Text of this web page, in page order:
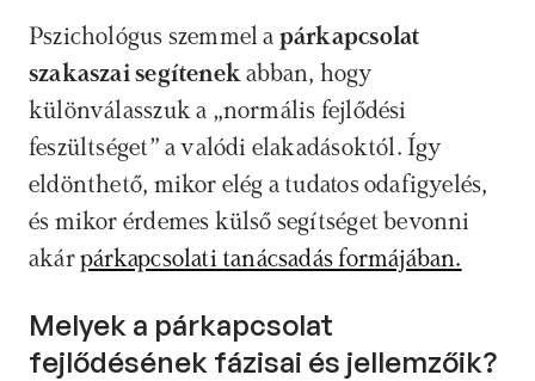
Pszichológus szemmel a párkapcsolat
szakaszai segítenek abban, hogy
különválasszuk a „normális fejlődési
feszültséget” a valódi elakadásoktól. Így
eldönthető, mikor elég a tudatos odafigyelés,
és mikor érdemes külső segítséget bevonni
akár párkapcsolati tanácsadás formájában.
Melyek a párkapcsolat
fejlődésének fázisai és jellemzőik?